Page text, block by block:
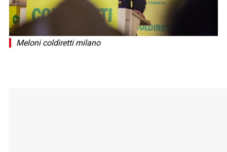
Meloni coldiretti milano